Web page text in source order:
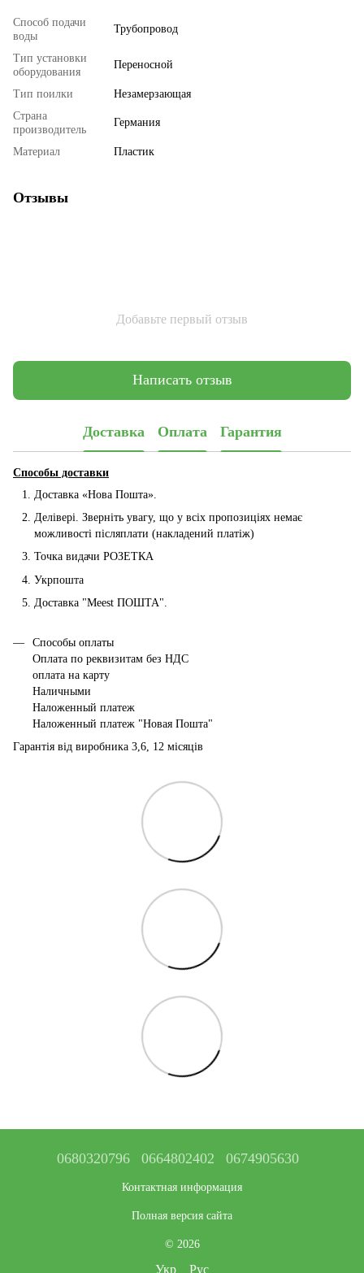
Способ подачи
воды
Трубопровод
Тип установки
оборудования
Переносной
Тип поилки
Незамерзающая
Страна
производитель
Германия
Материал Пластик
Отзывы
Добавьте первый отзыв
Написать отзыв
Доставка Оплата Гарантия
Способы доставки
Доставка «Нова Пошта».
Делівері. Зверніть увагу, що у всіх пропозиціях немає
можливості післяплати (накладений платіж)
Точка видачи РОЗЕТКА
Укрпошта
Доставка "Мeest ПОШТА".
Способы оплаты
Оплата по реквизитам без НДС
оплата на карту
Наличными
Наложенный платеж
Наложенный платеж "Новая Пошта"
Гарантія від виробника 3,6, 12 місяців
0680320796 0664802402 0674905630
Контактная информация
Полная версия сайта
© 2026
Укр Рус